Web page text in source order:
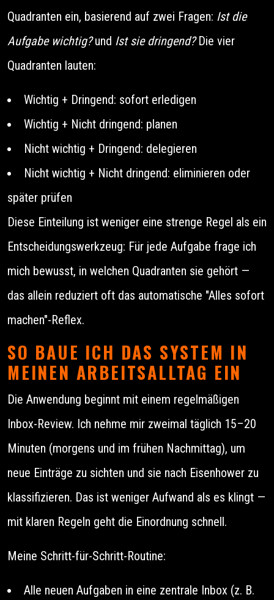
Quadranten ein, basierend auf zwei Fragen: Ist die
Aufgabe wichtig?und Ist sie dringend?Die vier
Quadranten lauten:
Wichtig + Dringend: sofort erledigen
Wichtig + Nicht dringend: planen
Nicht wichtig + Dringend: delegieren
Nicht wichtig + Nicht dringend: eliminieren oder
später prüfen
Diese Einteilung ist weniger eine strenge Regel als ein
Entscheidungswerkzeug: Für jede Aufgabe frage ich
mich bewusst, in welchen Quadranten sie gehört —
das allein reduziert oft das automatische "Alles sofort
machen"-Reflex.
SO BAUE ICH DAS SYSTEM IN
MEINEN ARBEITSALLTAG EIN
Die Anwendung beginnt mit einem regelmäßigen
Inbox-Review. Ich nehme mir zweimal täglich 15–20
Minuten (morgens und im frühen Nachmittag), um
neue Einträge zu sichten und sie nach Eisenhower zu
klassifizieren. Das ist weniger Aufwand als es klingt —
mit klaren Regeln geht die Einordnung schnell.
Meine Schritt-für-Schritt-Routine:
Alle neuen Aufgaben in eine zentrale Inbox (z. B.